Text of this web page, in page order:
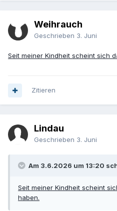
Weihrauch
Geschrieben 3. Juni
Seit meiner Kindheit scheint sich
Zitieren
Lindau
Geschrieben 3. Juni
Am 3.6.2026 um 13:20
Seit meiner Kindheit scheint
haben.